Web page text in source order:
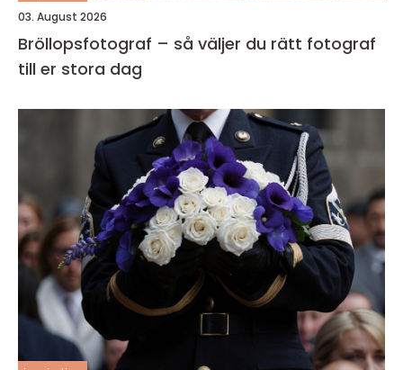
03. August 2026
Bröllopsfotograf – så väljer du rätt fotograf
till er stora dag